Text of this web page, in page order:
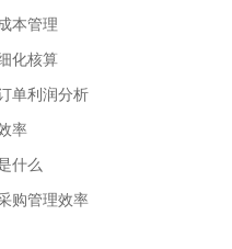
本管理
化核算
单利润分析
率
什么
购管理效率